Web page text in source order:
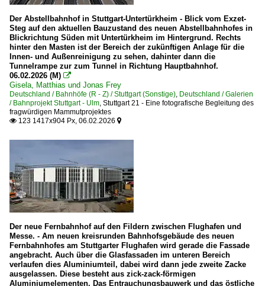
Der Abstellbahnhof in Stuttgart-Untertürkheim - Blick vom Exzet-
Steg auf den aktuellen Bauzustand des neuen Abstellbahnhofes in
Blickrichtung Süden mit Untertürkheim im Hintergrund. Rechts
hinter den Masten ist der Bereich der zukünftigen Anlage für die
Innen- und Außenreinigung zu sehen, dahinter dann die
Tunnelrampe zur zum Tunnel in Richtung Hauptbahnhof.
06.02.2026 (M) 
Gisela, Matthias und Jonas Frey
Deutschland / Bahnhöfe (R - Z) / Stuttgart (Sonstige), Deutschland / Galerien
/ Bahnprojekt Stuttgart - Ulm, Stuttgart 21 - Eine fotografische Begleitung des
fragwürdigen Mammutprojektes
 123 1417x904 Px, 06.02.2026 
Der neue Fernbahnhof auf den Fildern zwischen Flughafen und
Messe. - Am neuen kreisrunden Bahnhofsgebäude des neuen
Fernbahnhofes am Stuttgarter Flughafen wird gerade die Fassade
angebracht. Auch über die Glasfassaden im unteren Bereich
verlaufen dies Aluminiumteil, dabei wird dann jede zweite Zacke
ausgelassen. Diese besteht aus zick-zack-förmigen
Aluminiumelementen. Das Entrauchungsbauwerk und das östliche